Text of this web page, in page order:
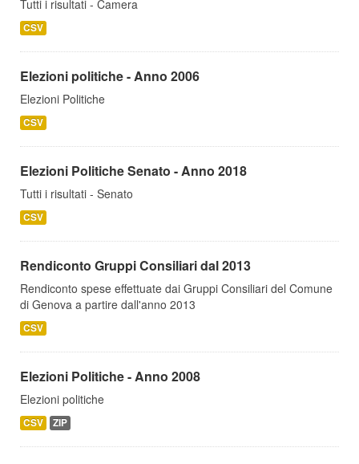
Tutti i risultati - Camera
CSV
Elezioni politiche - Anno 2006
Elezioni Politiche
CSV
Elezioni Politiche Senato - Anno 2018
Tutti i risultati - Senato
CSV
Rendiconto Gruppi Consiliari dal 2013
Rendiconto spese effettuate dai Gruppi Consiliari del Comune
di Genova a partire dall'anno 2013
CSV
Elezioni Politiche - Anno 2008
Elezioni politiche
CSV ZIP